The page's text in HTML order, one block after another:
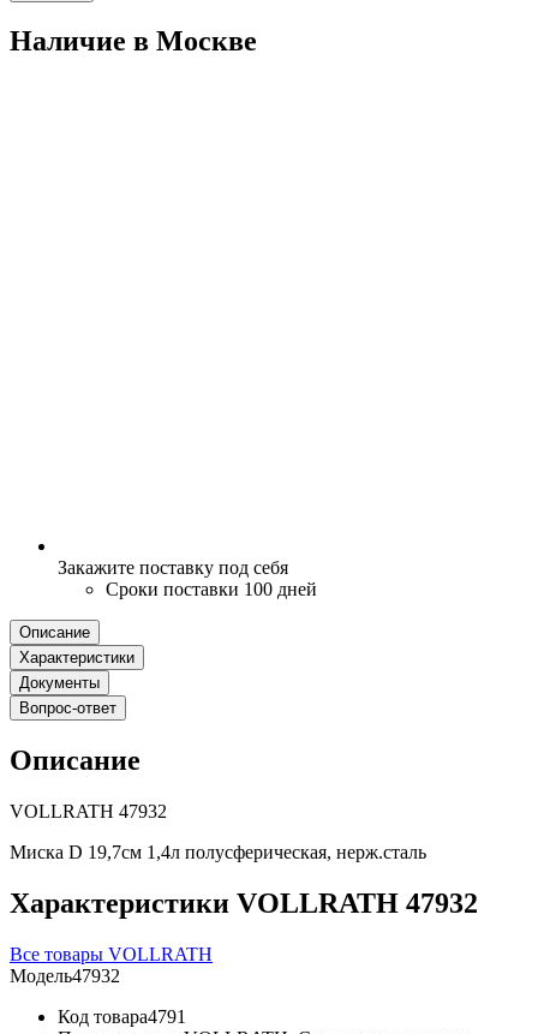
Наличие в Москвe
Закажите поставку под себя
Сроки поставки 100 дней
Описание
Характеристики
Документы
Вопрос-ответ
Описание
VOLLRATH 47932
Миска D 19,7см 1,4л полусферическая, нерж.сталь
Характеристики VOLLRATH 47932
Все товары VOLLRATH
Модель47932
Код товара4791